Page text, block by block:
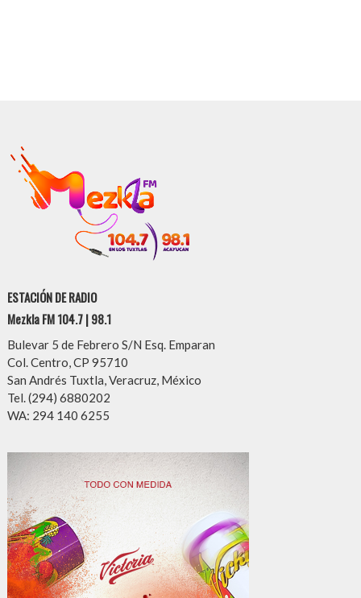
ESTACIÓN DE RADIO
Mezkla FM 104.7 | 98.1
Bulevar 5 de Febrero S/N Esq. Emparan
Col. Centro, CP 95710
San Andrés Tuxtla, Veracruz, México
Tel. (294) 6880202
WA: 294 140 6255